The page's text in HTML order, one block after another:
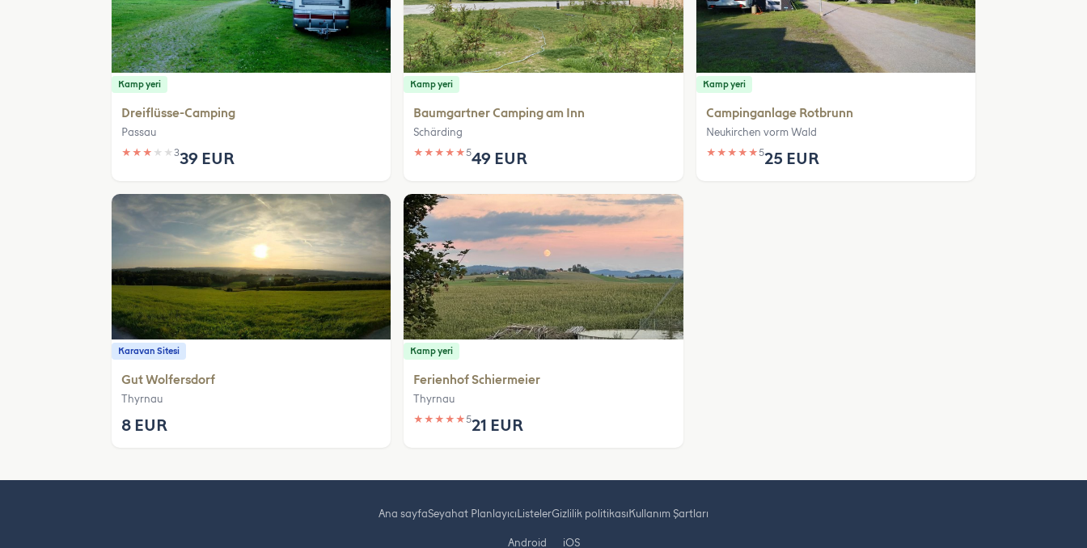
Kamp yeri
Dreiflüsse-Camping
Passau
★ ★ ★ ★ ★ 339 EUR
Kamp yeri
Baumgartner Camping am Inn
Schärding
★ ★ ★ ★ ★549 EUR
Kamp yeri
Campinganlage Rotbrunn
Neukirchen vorm Wald
★ ★ ★ ★ ★525 EUR
Karavan Sitesi
Gut Wolfersdorf
Thyrnau
8 EUR
Kamp yeri
Ferienhof Schiermeier
Thyrnau
★ ★ ★ ★ ★521 EUR
Ana sayfaSeyahat Planlayıcı ListelerGizlilik politikası Kullanım Şartları
Android iOS